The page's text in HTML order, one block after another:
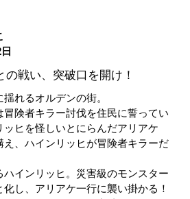
戦い、突破口を開け！
れるオルデンの街。
険者キラー討伐を住民に誓ってい
ッヒを怪しいとにらんだアリアケ
え、ハインリッヒが冒険者キラーだ
ハインリッヒ。災害級のモンスター
化し、アリアケ一行に襲い掛かる！